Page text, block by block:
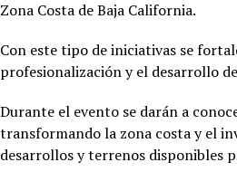
Zona Costa de Baja California.
Con este tipo de iniciativas se
profesionalización y el desarrollo
Durante el evento se darán a
transformando la zona costa y el
desarrollos y terrenos disponibles